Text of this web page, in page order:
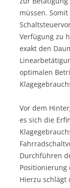
müssen.
Verfügung zu
exakt den
optimalen
Vor dem
es sich die
Durchführen
Positionierung
Hierzu schlägt